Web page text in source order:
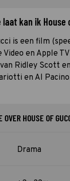
laat kan ik
is een film
Video en Apple
Ridley Scott
en Al
OVER HOUSE OF
Drama